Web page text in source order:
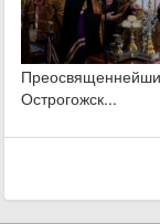
Острогожск...